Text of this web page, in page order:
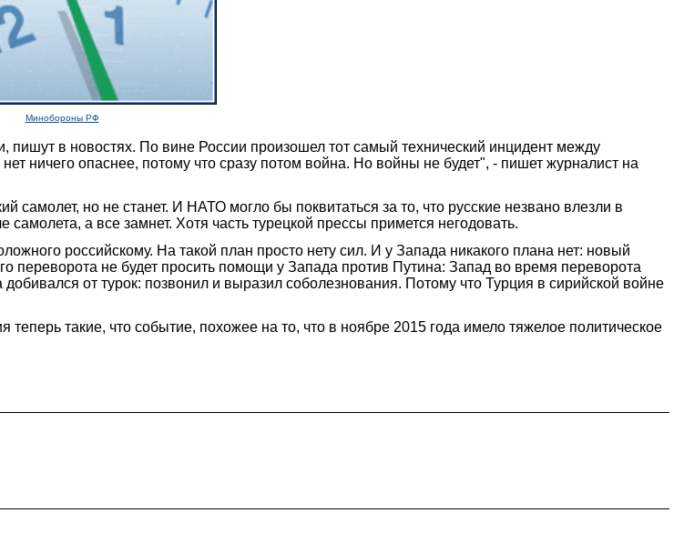
Минобороны РФ
пишут в новостях. По вине России произошел тот самый технический инцидент между
ничего опаснее, потому что сразу потом война. Но войны не будет", - пишет журналист на
но не станет. И НАТО могло бы поквитаться за то, что русские незвано влезли в
а все замнет. Хотя часть турецкой прессы примется негодовать.
российскому. На такой план просто нету сил. И у Запада никакого плана нет: новый
переворота не будет просить помощи у Запада против Путина: Запад во время переворота
от турок: позвонил и выразил соболезнования. Потому что Турция в сирийской войне
такие, что событие, похожее на то, что в ноябре 2015 года имело тяжелое политическое